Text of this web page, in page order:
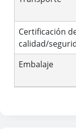
Certificación
calidad/
Embalaje